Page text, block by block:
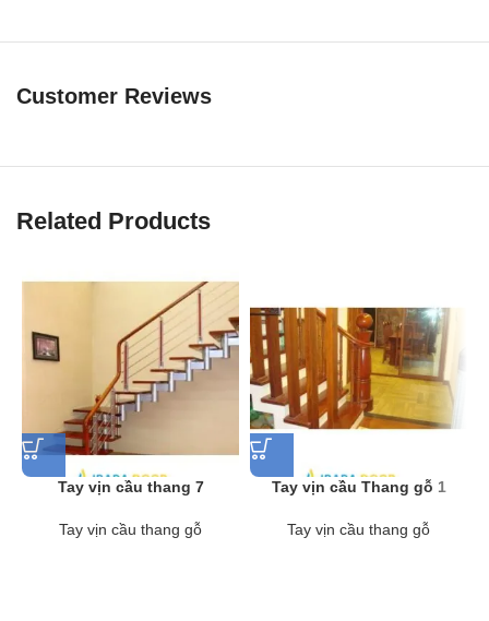
Customer Reviews
Related Products
Tay vịn cầu thang 7
Tay vịn cầu thang gỗ
Tay vịn cầu Thang gỗ 1
Tay vịn cầu thang gỗ